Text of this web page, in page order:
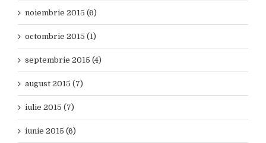
noiembrie 2015 (6)
octombrie 2015 (1)
septembrie 2015 (4)
august 2015 (7)
iulie 2015 (7)
iunie 2015 (6)